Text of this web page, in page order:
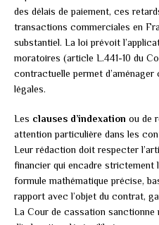
des délais de paiement, ces
transactions commerciales en
substantiel. La loi prévoit
moratoires (article L.441-10 du
contractuelle permet
légales.
Les clauses d’indexation ou de
attention particulière dans les
Leur rédaction doit respecter
financier qui encadre strictement
formule mathématique précise,
rapport avec l’objet du contrat,
La Cour de cassation sanctionne